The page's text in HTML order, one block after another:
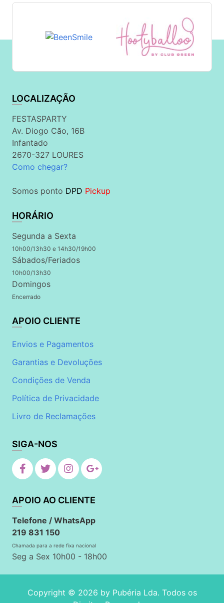
LOCALIZAÇÃO
FESTASPARTY
Av. Diogo Cão, 16B
Infantado
2670-327 LOURES
Como chegar?
Somos ponto DPD Pickup
HORÁRIO
Segunda a Sexta
10h00/13h30 e 14h30/19h00
Sábados/Feriados
10h00/13h30
Domingos
Encerrado
APOIO CLIENTE
Envios e Pagamentos
Garantias e Devoluções
Condições de Venda
Política de Privacidade
Livro de Reclamações
SIGA-NOS
APOIO AO CLIENTE
Telefone / WhatsApp
219 831 150
Chamada para a rede fixa nacional
Seg a Sex 10h00 - 18h00
Copyright © 2026 by Pubéria Lda. Todos os